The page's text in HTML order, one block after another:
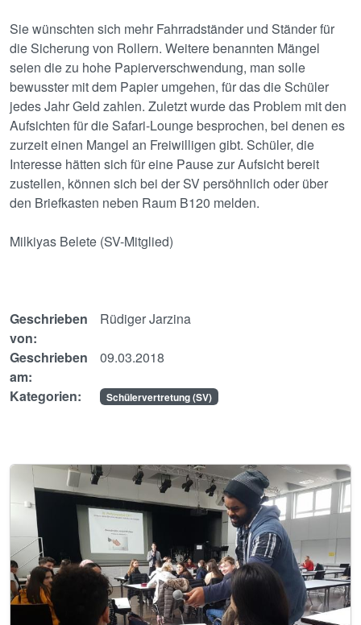
Sie wünschten sich mehr Fahrradständer und Ständer für
die Sicherung von Rollern. Weitere benannten Mängel
seien die zu hohe Papierverschwendung, man solle
bewusster mit dem Papier umgehen, für das die Schüler
jedes Jahr Geld zahlen. Zuletzt wurde das Problem mit den
Aufsichten für die Safari-Lounge besprochen, bei denen es
zurzeit einen Mangel an Freiwilligen gibt. Schüler, die
Interesse hätten sich für eine Pause zur Aufsicht bereit
zustellen, können sich bei der SV persöhnlich oder über
den Briefkasten neben Raum B120 melden.
Milkiyas Belete (SV-Mitglied)
Geschrieben
von:
Rüdiger Jarzina
Geschrieben
am:
09.03.2018
Kategorien: Schülervertretung (SV)
Image